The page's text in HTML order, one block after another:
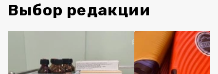
Выбор редакции